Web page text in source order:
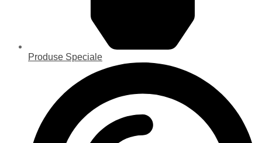
Produse Speciale